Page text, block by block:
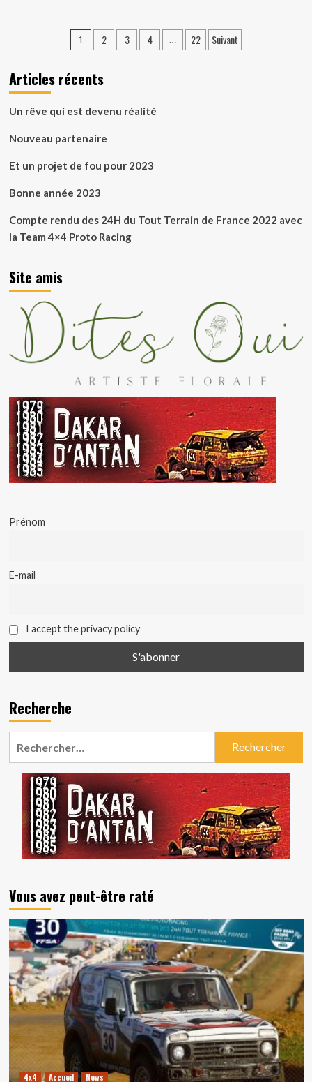
fou
2023
Pagination
publications
1 2 3 4 … 22 Suivant
Articles récents
Un rêve qui est devenu réalité
Nouveau partenaire
Et un projet de fou pour 2023
Bonne année 2023
Compte rendu des 24H du Tout Terrain de France 2022 avec
la Team 4×4 Proto Racing
Site amis
Prénom
E-mail
I accept the privacy policy
Recherche
Vous avez peut-être raté
4x4 Accueil News